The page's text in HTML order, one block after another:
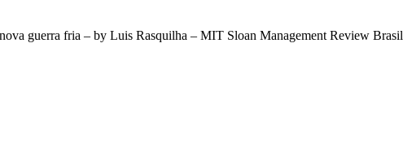
guerra fria – by Luis Rasquilha – MIT Sloan Management Review Brasil